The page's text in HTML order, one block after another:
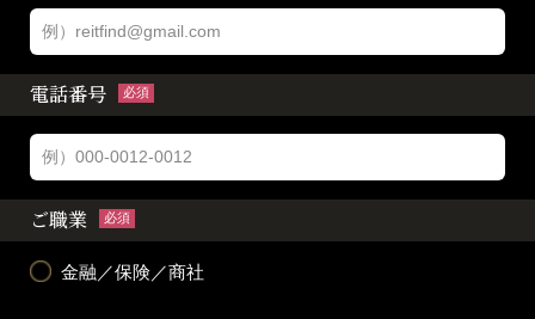
電話番号 必須
ご職業 必須
金融／保険／商社